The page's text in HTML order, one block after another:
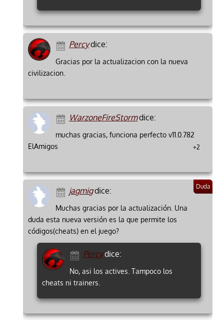
Percydice:
Gracias por la actualizacion con la nueva
civilizacion.
WarzoneFireStormdice:
muchas gracias, funciona perfecto v11.0.782
ElAmigos
+2
jagmigdice:
Muchas gracias por la actualización. Una
duda esta nueva versión es la que permite los
códigos(cheats) en el juego?
Percydice:
No, asi los actives. Tampoco los
cheats ni trainers.